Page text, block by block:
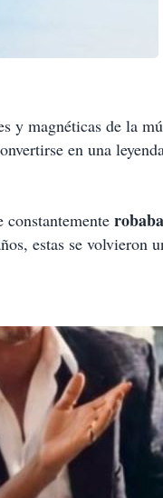
y magnéticas de la
en una
estas se volvieron